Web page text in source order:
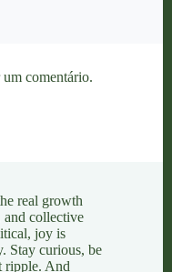
comentário.
real growth
and collective
joy is
Stay curious, be
ripple. And